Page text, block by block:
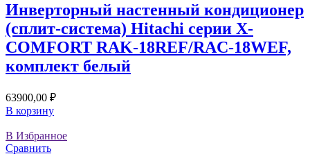
Инверторный настенный кондиционер
(сплит-система) Hitachi серии X-
COMFORT RAK-18REF/RAC-18WEF,
комплект белый
63900,00 ₽
В корзину
В Избранное
Сравнить